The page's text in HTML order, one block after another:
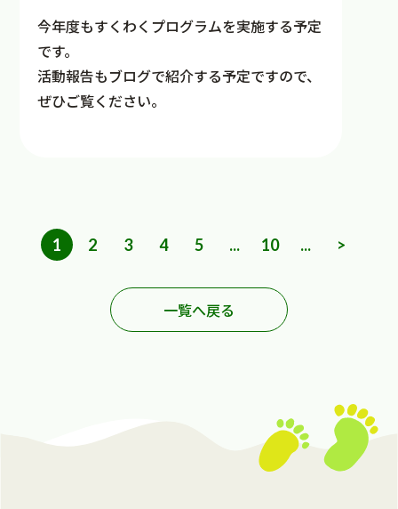
今年度もすくわくプログラムを実施する予定
です。
活動報告もブログで紹介する予定ですので、
ぜひご覧ください。
1 2 3 4 5 ... 10 ... >
一覧へ戻る